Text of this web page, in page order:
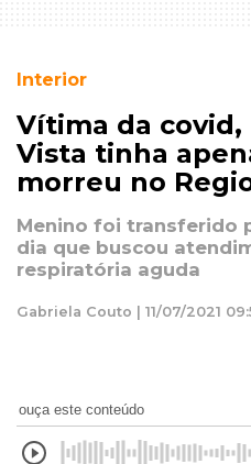
Interior
Vítima da covid,
Vista tinha
morreu no
Menino foi transferido
dia que buscou
respiratória aguda
Gabriela Couto | 11/07/2021
ouça este conteúdo